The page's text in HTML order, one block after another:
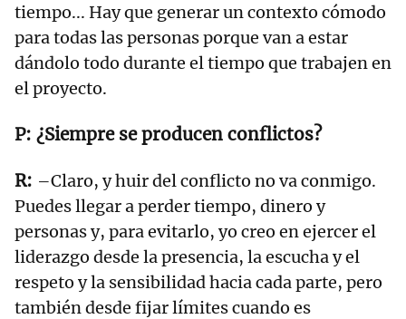
tiempo... Hay que generar un contexto cómodo
para todas las personas porque van a estar
dándolo todo durante el tiempo que trabajen en
el proyecto.
¿Siempre se producen conflictos?
–Claro, y huir del conflicto no va conmigo.
Puedes llegar a perder tiempo, dinero y
personas y, para evitarlo, yo creo en ejercer el
liderazgo desde la presencia, la escucha y el
respeto y la sensibilidad hacia cada parte, pero
también desde fijar límites cuando es